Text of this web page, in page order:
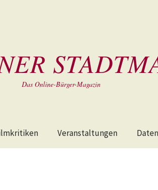
Das Online-Bürger-Magazin
Veranstaltungen